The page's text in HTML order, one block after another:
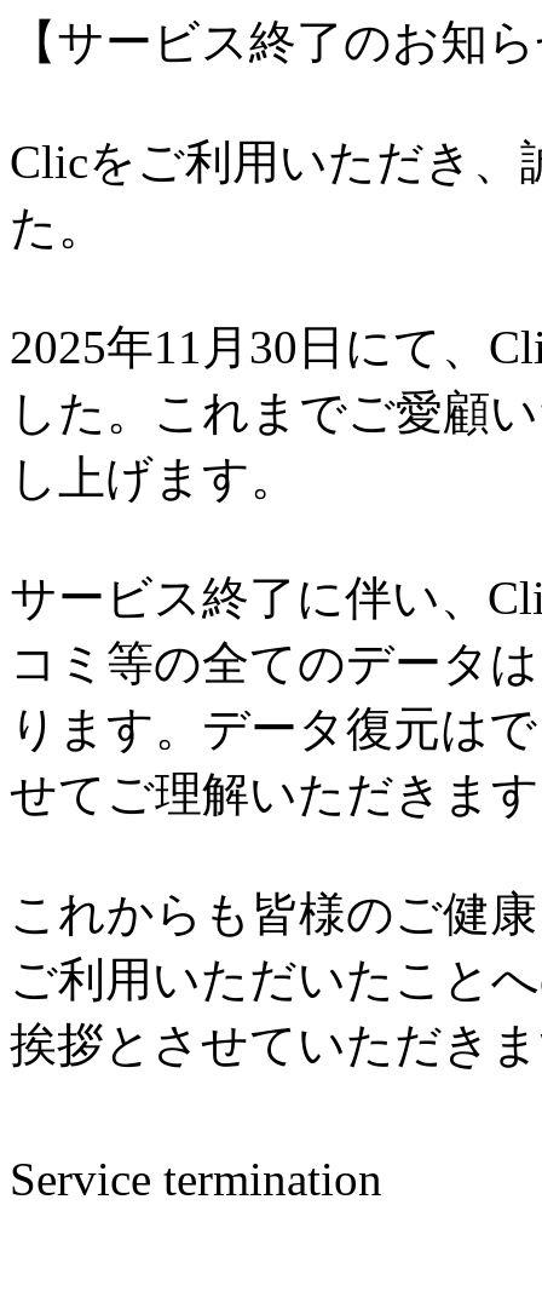
【サービス終了のお知
Clicをご利用いただき
た。
2025年11月30日にて、
した。これまでご愛顧
し上げます。
サービス終了に伴い、
コミ等の全てのデータ
ります。データ復元は
せてご理解いただきま
これからも皆様のご健
ご利用いただいたこと
挨拶とさせていただき
Service termination